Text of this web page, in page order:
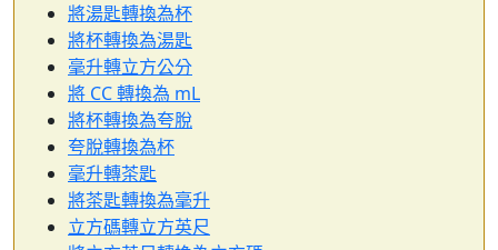
將湯匙轉換為杯
將杯轉換為湯匙
毫升轉立方公分
將 CC 轉換為 mL
將杯轉換為夸脫
夸脫轉換為杯
毫升轉茶匙
將茶匙轉換為毫升
立方碼轉立方英尺